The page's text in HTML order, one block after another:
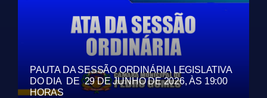
PAUTA DA SESSÃO ORDINÁRIA LEGISLATIVA
DO DIA DE 29 DE JUNHO DE 2026, ÀS 19:00
HORAS